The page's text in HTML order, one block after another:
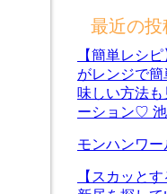
最近の投
【簡単レシ
がレンジで
味しい方法
ーション♡
モンハンワ
【スカッと